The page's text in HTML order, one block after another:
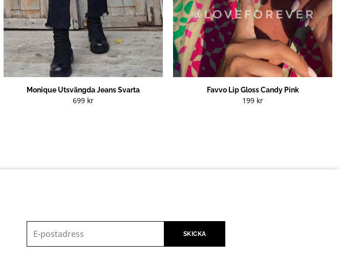
Monique Utsvängda Jeans Svarta
699 kr
Favvo Lip Gloss Candy Pink
199 kr